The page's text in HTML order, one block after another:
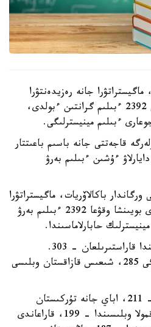
جانە رەزيدەنتۋرا
باعدارلامالارى بويىنشا بارلىعى 2392 ءبىلىم گرانتىن ءبولدى،
ءبىلىم مينيسترلىگى.
قاجەتتى جانە باسىم باعىتتار
ءۇشىن ءبىلىم بەرۋ
باكالاۆريات، ماگيستراتۋرا
جانە رەزيدەنتۋرا باعدارلامالارى بويىنشا وقۋعا 2392 ءبىلىم بەرۋ
حابارلاماسىندا.
ەڭ كوپ گرانت استانا قالاسىندا قاراستىرىلعان - 303.
شىمكەنت قالاسىنىڭ اكىمدىگى 285، شىعىس قازاقستان وبلىسى
باتىس قازاقستان وبلىسىندا – 211، اباي جانە تۇركىستان
وبلىستارىندا – 200 دەن، اقمولا وبلىسىندا – 199، قاراعاندى